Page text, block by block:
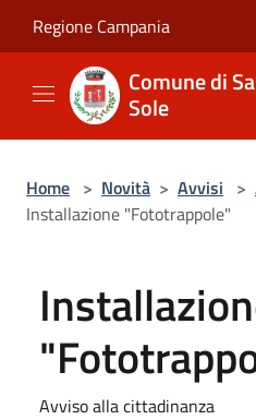
Regione Campania
Comune di
Sole
Home > Novità > Avvisi >
Installazione "Fototrappole"
Avviso alla cittadinanza